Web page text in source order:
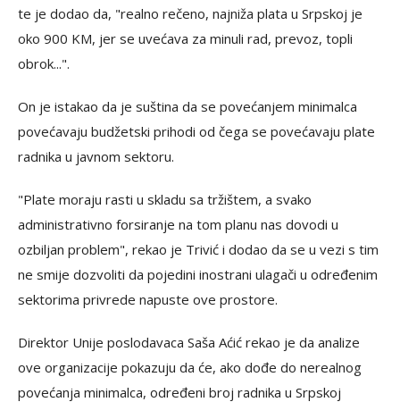
te je dodao da, "realno rečeno, najniža plata u Srpskoj je
oko 900 KM, jer se uvećava za minuli rad, prevoz, topli
obrok...".
On je istakao da je suština da se povećanjem minimalca
povećavaju budžetski prihodi od čega se povećavaju plate
radnika u javnom sektoru.
"Plate moraju rasti u skladu sa tržištem, a svako
administrativno forsiranje na tom planu nas dovodi u
ozbiljan problem", rekao je Trivić i dodao da se u vezi s tim
ne smije dozvoliti da pojedini inostrani ulagači u određenim
sektorima privrede napuste ove prostore.
Direktor Unije poslodavaca Saša Aćić rekao je da analize
ove organizacije pokazuju da će, ako dođe do nerealnog
povećanja minimalca, određeni broj radnika u Srpskoj